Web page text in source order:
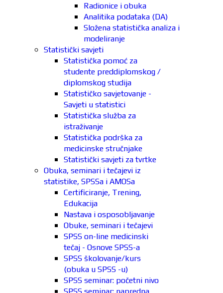
Radionice i obuka
Analitika podataka (DA)
Složena statistička analiza i
modeliranje
Statistički savjeti
Statistička pomoć za
studente preddiplomskog /
diplomskog studija
Statističko savjetovanje -
Savjeti u statistici
Statistička služba za
istraživanje
Statistička podrška za
medicinske stručnjake
Statistički savjeti za tvrtke
Obuka, seminari i tečajevi iz
statistike, SPSSa i AMOSa
Certificiranje, Trening,
Edukacija
Nastava i osposobljavanje
Obuke, seminari i tečajevi
SPSS on-line medicinski
tečaj - Osnove SPSS-a
SPSS školovanje/kurs
(obuka u SPSS -u)
SPSS seminar: početni nivo